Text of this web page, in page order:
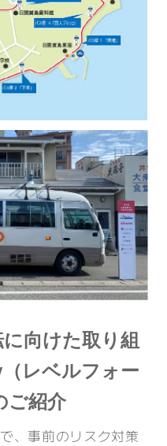
向けた取り組
レベルフォー
ご紹介
、事前のリスク対策